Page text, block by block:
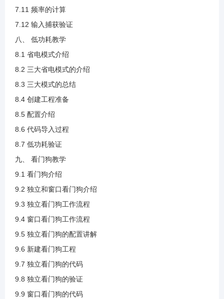
4.11 SPI配置说明.mp4
4.12 发送与接收函数说明.mp4
4.13 读取设备ID代码说明.mp4
4.15 写入数据流程.mp4
4.16 写数据代码实现.mp4
4.17 读数据代码实现.mp4
4.18 读写验证.mp4
7.11 频率的计算
7.12 输入捕获验证
八、 低功耗教学
8.1 省电模式介绍
8.2 三大省电模式的介绍
8.3 三大模式的总结
8.4 创建工程准备
8.5 配置介绍
8.6 代码导入过程
8.7 低功耗验证
九、 看门狗教学
9.1 看门狗介绍
9.2 独立和窗口看门狗介绍
9.3 独立看门狗工作流程
9.4 窗口看门狗工作流程
9.5 独立看门狗的配置讲解
9.6 新建看门狗工程
9.7 独立看门狗的代码
9.8 独立看门狗的验证
9.9 窗口看门狗的代码